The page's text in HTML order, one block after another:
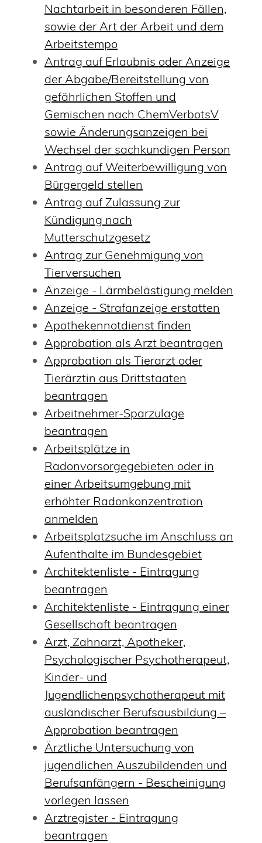
Nachtarbeit in besonderen Fällen,
sowie der Art der Arbeit und dem
Arbeitstempo
Antrag auf Erlaubnis oder Anzeige
der Abgabe/Bereitstellung von
gefährlichen Stoffen und
Gemischen nach ChemVerbotsV
sowie Änderungsanzeigen bei
Wechsel der sachkundigen Person
Antrag auf Weiterbewilligung von
Bürgergeld stellen
Antrag auf Zulassung zur
Kündigung nach
Mutterschutzgesetz
Antrag zur Genehmigung von
Tierversuchen
Anzeige - Lärmbelästigung melden
Anzeige - Strafanzeige erstatten
Apothekennotdienst finden
Approbation als Arzt beantragen
Approbation als Tierarzt oder
Tierärztin aus Drittstaaten
beantragen
Arbeitnehmer-Sparzulage
beantragen
Arbeitsplätze in
Radonvorsorgegebieten oder in
einer Arbeitsumgebung mit
erhöhter Radonkonzentration
anmelden
Arbeitsplatzsuche im Anschluss an
Aufenthalte im Bundesgebiet
Architektenliste - Eintragung
beantragen
Architektenliste - Eintragung einer
Gesellschaft beantragen
Arzt, Zahnarzt, Apotheker,
Psychologischer Psychotherapeut,
Kinder- und
Jugendlichenpsychotherapeut mit
ausländischer Berufsausbildung –
Approbation beantragen
Ärztliche Untersuchung von
jugendlichen Auszubildenden und
Berufsanfängern - Bescheinigung
vorlegen lassen
Arztregister - Eintragung
beantragen